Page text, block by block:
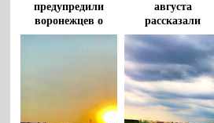
предупредили
воронежцев о
штормовом ветре
августа
рассказали
воронежцам